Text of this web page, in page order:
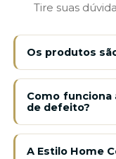
Tire suas
Os produtos
Como funciona
de defeito?
A Estilo Home